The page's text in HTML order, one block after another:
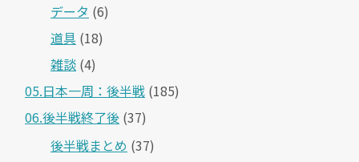
データ (6)
道具 (18)
雑談 (4)
05.日本一周：後半戦 (185)
06.後半戦終了後 (37)
後半戦まとめ (37)